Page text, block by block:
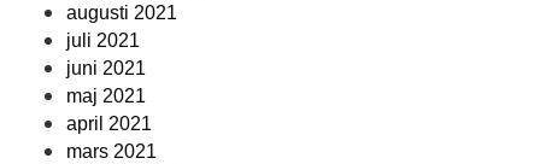
augusti 2021
juli 2021
juni 2021
maj 2021
april 2021
mars 2021